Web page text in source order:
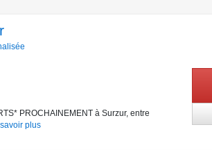
PROCHAINEMENT à Surzur, entre
plus